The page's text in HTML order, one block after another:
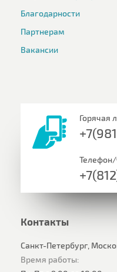
Благодарности
Партнерам
Вакансии
Горячая
Контакты
Санкт-Петербург,
Время работы: